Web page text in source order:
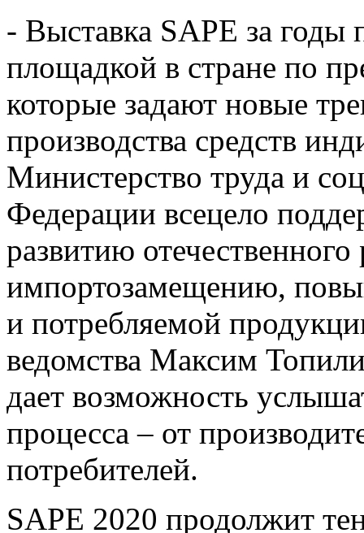
- Выставка SAPE за годы
площадкой в стране по
которые задают новые
производства средств
Министерство труда и
Федерации всецело
развитию
импортозамещению,
и потребляемой
ведомства Максим
дает возможность
процесса – от
потребителей.
SAPE 2020 продолжит